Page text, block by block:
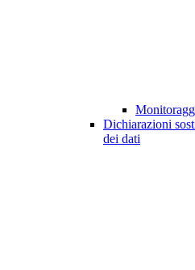
Dichiarazioni
dei dati